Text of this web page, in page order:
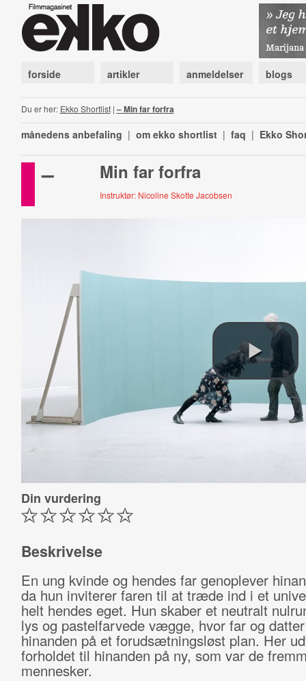
forside artikler anmeldelser blogs
Du er her: Ekko Shortlist| – Min far forfra
månedens anbefaling | om ekko shortlist | faq | Ekko
– Min far forfra
Instruktør: Nicoline Skotte Jacobsen
Din vurdering
Beskrivelse
En ung kvinde og hendes far genoplever
da hun inviterer faren til at træde ind i et
helt hendes eget. Hun skaber et neutralt
lys og pastelfarvede vægge, hvor far og
hinanden på et forudsætningsløst plan. Her
forholdet til hinanden på ny, som var de
mennesker.